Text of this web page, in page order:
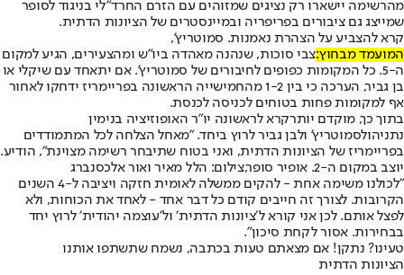
מהרשימה יישארו רק נציגים שמזוהים עם הזרם החרד"לי בניגוד לסופר
שמייצג גם ציבורים בפריפריה ובמיינסטרים של הציונות הדתית.
קרא להצביע על הצהרת נאמנות. סמוטריץ',
המועמד מבחוץ:צבי סוכות, שנהנה מאהדה ביו"ש ומהצעירים, הגיע למקום
ה-5. כל המקומות כפופים לחיבורים של סמוטריץ'. אם יתאחד עם שיקלי או
בן גביר, הערכה כי בין 1-2 מהחמישייה הראשונה בפריימריז ידחקו לאחור
אף למקומות פחות בטוחים לכניסה לכנסת.
בתוך כך, מוקדם יותרקרא לראשונה יו"ר האופוזיציה בנימין
נתניהולסמוטריץ' ולבן גביר לרוץ ביחד. "מאחל הצלחה לכל המתמודדים
בפריימריז של הציונות הדתית, ואני בטוח שתיבחר רשימה מצוינת", הודיע.
יוצב במקום ה-2. אופיר סופר,צילום: הלל מאיר ואור אלכסנברג
"לכולנו משימה אחת - להקים ממשלה לאומית חזקה ויציבה ל-4 השנים
הקרובות. לצורך זה חייבים קודם כל דבר אחד - לאחד את הכוחות, ולא
לפצל אותם. לכן אני קורא ל׳ציונות הדתית׳ ול׳עוצמה יהודית׳ לרוץ יחד
בבחירות. אסור לקחת סיכון".
טעינו? נתקן! אם מצאתם טעות בכתבה, נשמח שתשתפו אותנו
הציונות הדתית